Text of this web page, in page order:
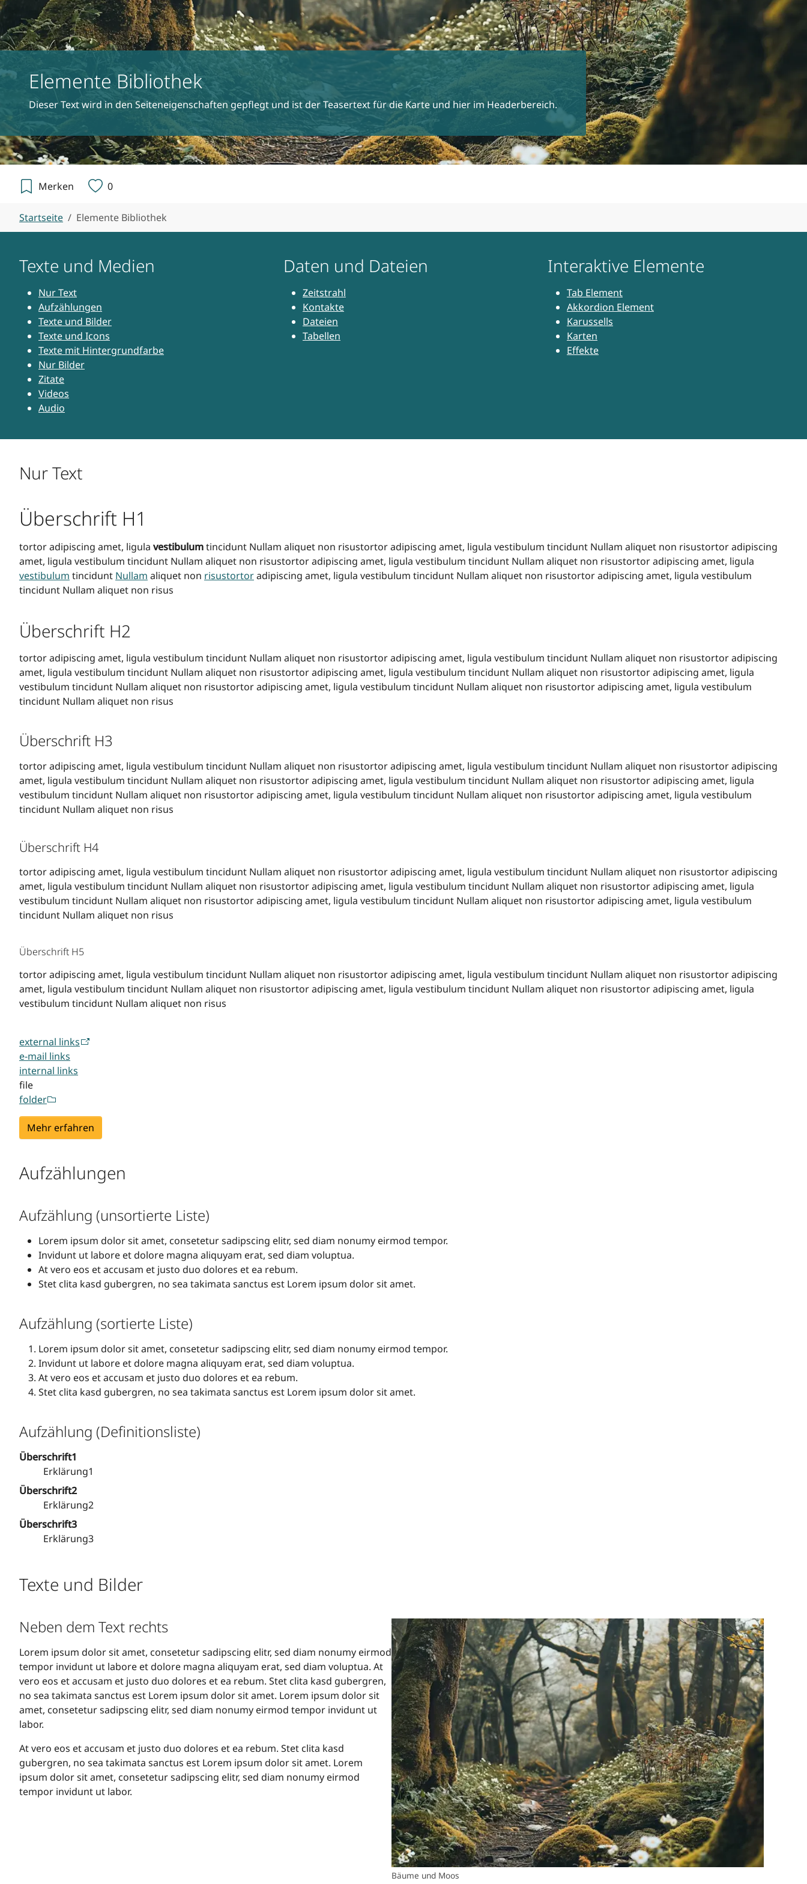
Elemente Bibliothek
Dieser Text wird in den Seiteneigenschaften gepflegt und ist der Teasertext für die Karte und hier im Headerbereich.
Merken
0
Startseite Elemente Bibliothek
Texte und Medien
Nur Text
Aufzählungen
Texte und Bilder
Texte und Icons
Texte mit Hintergrundfarbe
Nur Bilder
Zitate
Videos
Audio
Daten und Dateien
Zeitstrahl
Kontakte
Dateien
Tabellen
Interaktive Elemente
Tab Element
Akkordion Element
Karussells
Karten
Effekte
Nur Text
Überschrift H1
tortor adipiscing amet, ligula vestibulumtincidunt Nullam aliquet non risustortor adipiscing amet, ligula vestibulum tincidunt Nullam aliquet non risustortor adipiscing
amet, ligula vestibulum tincidunt Nullam aliquet non risustortor adipiscing amet, ligula vestibulum tincidunt Nullam aliquet non risustortor adipiscing amet, ligula
vestibulum tincidunt Nullam aliquet non risustortoradipiscing amet, ligula vestibulum tincidunt Nullam aliquet non risustortor adipiscing amet, ligula vestibulum
tincidunt Nullam aliquet non risus
Überschrift H2
tortor adipiscing amet, ligula vestibulum tincidunt Nullam aliquet non risustortor adipiscing amet, ligula vestibulum tincidunt Nullam aliquet non risustortor adipiscing
amet, ligula vestibulum tincidunt Nullam aliquet non risustortor adipiscing amet, ligula vestibulum tincidunt Nullam aliquet non risustortor adipiscing amet, ligula
vestibulum tincidunt Nullam aliquet non risustortor adipiscing amet, ligula vestibulum tincidunt Nullam aliquet non risustortor adipiscing amet, ligula vestibulum
tincidunt Nullam aliquet non risus
Überschrift H3
tortor adipiscing amet, ligula vestibulum tincidunt Nullam aliquet non risustortor adipiscing amet, ligula vestibulum tincidunt Nullam aliquet non risustortor adipiscing
amet, ligula vestibulum tincidunt Nullam aliquet non risustortor adipiscing amet, ligula vestibulum tincidunt Nullam aliquet non risustortor adipiscing amet, ligula
vestibulum tincidunt Nullam aliquet non risustortor adipiscing amet, ligula vestibulum tincidunt Nullam aliquet non risustortor adipiscing amet, ligula vestibulum
tincidunt Nullam aliquet non risus
Überschrift H4
tortor adipiscing amet, ligula vestibulum tincidunt Nullam aliquet non risustortor adipiscing amet, ligula vestibulum tincidunt Nullam aliquet non risustortor adipiscing
amet, ligula vestibulum tincidunt Nullam aliquet non risustortor adipiscing amet, ligula vestibulum tincidunt Nullam aliquet non risustortor adipiscing amet, ligula
vestibulum tincidunt Nullam aliquet non risustortor adipiscing amet, ligula vestibulum tincidunt Nullam aliquet non risustortor adipiscing amet, ligula vestibulum
tincidunt Nullam aliquet non risus
Überschrift H5
tortor adipiscing amet, ligula vestibulum tincidunt Nullam aliquet non risustortor adipiscing amet, ligula vestibulum tincidunt Nullam aliquet non risustortor adipiscing
amet, ligula vestibulum tincidunt Nullam aliquet non risustortor adipiscing amet, ligula vestibulum tincidunt Nullam aliquet non risustortor adipiscing amet, ligula
vestibulum tincidunt Nullam aliquet non risus
external links
e-mail links
internal links
file
folder
Mehr erfahren
Aufzählungen
Aufzählung (unsortierte Liste)
Lorem ipsum dolor sit amet, consetetur sadipscing elitr, sed diam nonumy eirmod tempor.
Invidunt ut labore et dolore magna aliquyam erat, sed diam voluptua.
At vero eos et accusam et justo duo dolores et ea rebum.
Stet clita kasd gubergren, no sea takimata sanctus est Lorem ipsum dolor sit amet.
Aufzählung (sortierte Liste)
Lorem ipsum dolor sit amet, consetetur sadipscing elitr, sed diam nonumy eirmod tempor.
Invidunt ut labore et dolore magna aliquyam erat, sed diam voluptua.
At vero eos et accusam et justo duo dolores et ea rebum.
Stet clita kasd gubergren, no sea takimata sanctus est Lorem ipsum dolor sit amet.
Aufzählung (Definitionsliste)
Überschrift1
Erklärung1
Überschrift2
Erklärung2
Überschrift3
Erklärung3
Texte und Bilder
Bäume und Moos
Neben dem Text rechts
Lorem ipsum dolor sit amet, consetetur sadipscing elitr, sed diam nonumy eirmod
tempor invidunt ut labore et dolore magna aliquyam erat, sed diam voluptua. At
vero eos et accusam et justo duo dolores et ea rebum. Stet clita kasd gubergren,
no sea takimata sanctus est Lorem ipsum dolor sit amet. Lorem ipsum dolor sit
amet, consetetur sadipscing elitr, sed diam nonumy eirmod tempor invidunt ut
labor.
At vero eos et accusam et justo duo dolores et ea rebum. Stet clita kasd
gubergren, no sea takimata sanctus est Lorem ipsum dolor sit amet. Lorem
ipsum dolor sit amet, consetetur sadipscing elitr, sed diam nonumy eirmod
tempor invidunt ut labor.